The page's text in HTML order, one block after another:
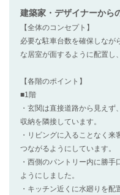
建築家・デザイナーから
【全体のコンセプト】
必要な駐車台数を確保しなが
な居室が面するように配置し
【各階のポイント】
■1階
・玄関は直接道路から見え
収納を隣接しています。
・リビングに入ることなく来
つながるようにしています。
・西側のパントリー内に勝手
ようにしました。
・キッチン近くに水廻りを